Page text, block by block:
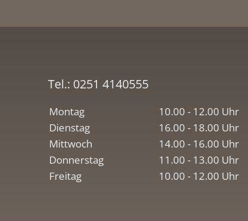
Tel.: 0251 4140555
Montag
10.00 - 12.00 Uhr
Dienstag
16.00 - 18.00 Uhr
Mittwoch
14.00 - 16.00 Uhr
Donnerstag
11.00 - 13.00 Uhr
Freitag
10.00 - 12.00 Uhr